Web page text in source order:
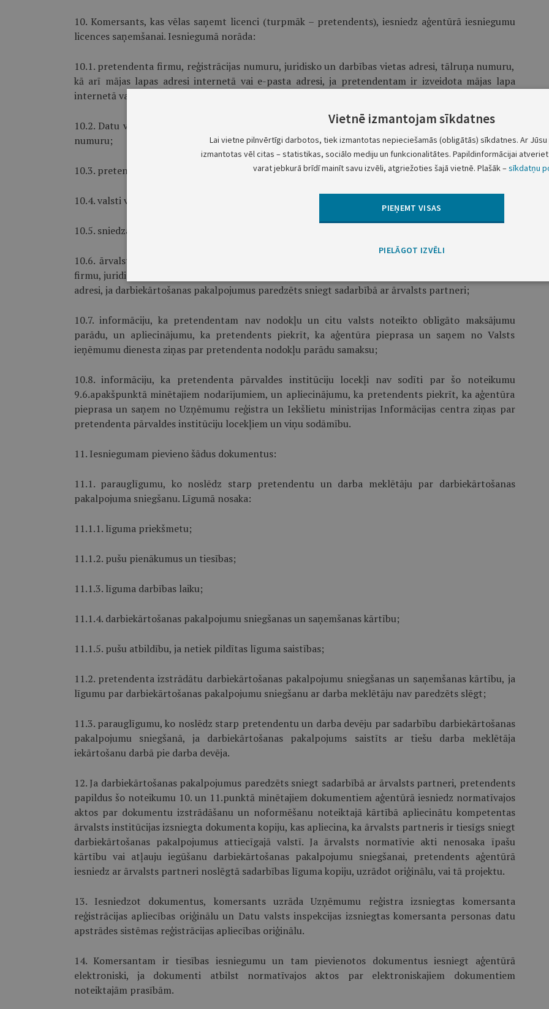
10. Komersants, kas vēlas saņemt licenci (turpmāk – pretendents), iesniedz aģentūrā iesniegumu
licences saņemšanai. Iesniegumā norāda:
10.1. pretendenta firmu, reģistrācijas numuru, juridisko un darbības vietas adresi, tālruņa numuru,
kā arī mājas lapas adresi internetā vai e-pasta adresi, ja pretendentam ir izveidota mājas lapa
internetā vai ir e-pasta adrese;
10.2. Datu valsts inspekcijā reģistrētas komersanta personas datu apstrādes sistēmas reģistrācijas
numuru;
10.3. pretendenta pārvaldes institūciju locekļu vārdu, uzvārdu un personas kodu, kā arī amatu;
10.4. valsti vai valstis, kurās paredzēts darba meklētājus iekārtot darbā;
10.5. sniedzamā darbiekārtošanas pakalpojuma veidu vai veidus;
10.6. ārvalsts darbiekārtošanas vai citas līdzvērtīgas institūcijas (turpmāk – ārvalsts partneris)
firmu, juridisko un darbības vietas adresi, tālruņa numuru, mājas lapas adresi internetā vai e-pasta
adresi, ja darbiekārtošanas pakalpojumus paredzēts sniegt sadarbībā ar ārvalsts partneri;
10.7. informāciju, ka pretendentam nav nodokļu un citu valsts noteikto obligāto maksājumu
parādu, un apliecinājumu, ka pretendents piekrīt, ka aģentūra pieprasa un saņem no Valsts
ieņēmumu dienesta ziņas par pretendenta nodokļu parādu samaksu;
10.8. informāciju, ka pretendenta pārvaldes institūciju locekļi nav sodīti par šo noteikumu
9.6.apakšpunktā minētajiem nodarījumiem, un apliecinājumu, ka pretendents piekrīt, ka aģentūra
pieprasa un saņem no Uzņēmumu reģistra un Iekšlietu ministrijas Informācijas centra ziņas par
pretendenta pārvaldes institūciju locekļiem un viņu sodāmību.
11. Iesniegumam pievieno šādus dokumentus:
11.1. parauglīgumu, ko noslēdz starp pretendentu un darba meklētāju par darbiekārtošanas
pakalpojuma sniegšanu. Līgumā nosaka:
11.1.1. līguma priekšmetu;
11.1.2. pušu pienākumus un tiesības;
11.1.3. līguma darbības laiku;
11.1.4. darbiekārtošanas pakalpojumu sniegšanas un saņemšanas kārtību;
11.1.5. pušu atbildību, ja netiek pildītas līguma saistības;
11.2. pretendenta izstrādātu darbiekārtošanas pakalpojumu sniegšanas un saņemšanas kārtību, ja
līgumu par darbiekārtošanas pakalpojumu sniegšanu ar darba meklētāju nav paredzēts slēgt;
11.3. parauglīgumu, ko noslēdz starp pretendentu un darba devēju par sadarbību darbiekārtošanas
pakalpojumu sniegšanā, ja darbiekārtošanas pakalpojums saistīts ar tiešu darba meklētāja
iekārtošanu darbā pie darba devēja.
12. Ja darbiekārtošanas pakalpojumus paredzēts sniegt sadarbībā ar ārvalsts partneri, pretendents
papildus šo noteikumu 10. un 11.punktā minēta­jiem dokumentiem aģentūrā iesniedz normatīvajos
aktos par dokumentu izstrā­dāšanu un noformēšanu noteiktajā kārtībā apliecinātu kompetentas
ārvalsts institūcijas izsniegta dokumenta kopiju, kas apliecina, ka ārvalsts partneris ir tiesīgs sniegt
darbiekārtošanas pakalpojumus attiecīgajā valstī. Ja ārvalsts normatīvie akti nenosaka īpašu
kārtību vai atļauju iegūšanu darbiekārtošanas pakalpojumu sniegšanai, pretendents aģentūrā
iesniedz ar ārvalsts partneri noslēgtā sadarbības līguma kopiju, uzrādot oriģinālu, vai tā projektu.
13. Iesniedzot dokumentus, komersants uzrāda Uzņēmumu reģistra izsniegtas komersanta
reģistrācijas apliecības oriģinālu un Datu valsts inspekcijas izsniegtas komersanta personas datu
apstrādes sistēmas reģistrācijas apliecības oriģinālu.
14. Komersantam ir tiesības iesniegumu un tam pievienotos dokumentus iesniegt aģentūrā
elektroniski, ja dokumenti atbilst normatīvajos aktos par elektroniskajiem dokumentiem
noteiktajām prasībām.
Vietnē izmantojam sīkdatnes
Lai vietne pilnvērtīgi darbotos, tiek izmantotas nepieciešamās (obligātās) sīkdatnes. Ar
izmantotas vēl citas – statistikas, sociālo mediju un funkcionalitātes. Papildinformācijai
varat jebkurā brīdī mainīt savu izvēli, atgriežoties šajā vietnē. Plašāk –sīkdatņu
PIEŅEMT VISAS
PIELĀGOT IZVĒLI